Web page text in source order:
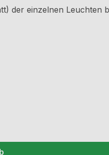
der einzelnen Leuchten